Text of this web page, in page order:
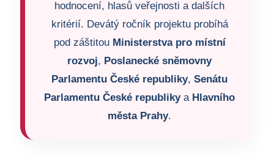
hodnocení, hlasů veřejnosti a dalších
kritérií. Devátý ročník projektu probíhá
pod záštitou Ministerstva pro místní
rozvoj, Poslanecké sněmovny
Parlamentu České republiky, Senátu
Parlamentu České republikya Hlavního
města Prahy.